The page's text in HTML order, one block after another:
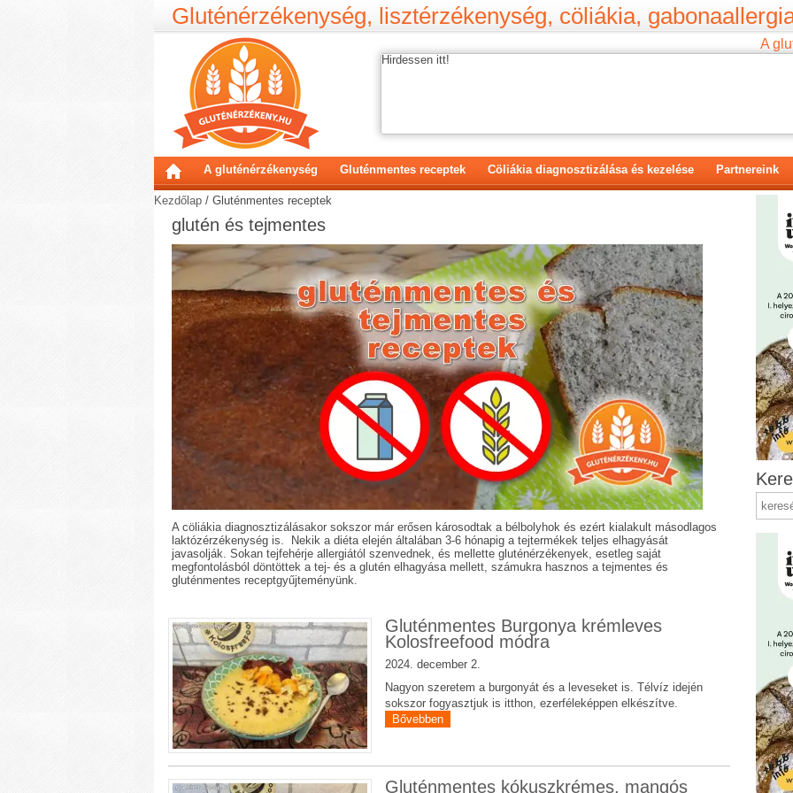
Gluténérzékenység, lisztérzékenység, cöliákia,
A
Hirdessen itt!
A gluténérzékenység Gluténmentes receptek Cöliákia diagnosztizálása és kezelése Partnereink
Kezdőlap / Gluténmentes receptek
glutén és tejmentes
A cöliákia diagnosztizálásakor sokszor már erősen károsodtak a bélbolyhok és ezért kialakult másodlagos
laktózérzékenység is. Nekik a diéta elején általában 3-6 hónapig a tejtermékek teljes elhagyását
javasolják. Sokan tejfehérje allergiától szenvednek, és mellette gluténérzékenyek, esetleg saját
megfontolásból döntöttek a tej- és a glutén elhagyása mellett, számukra hasznos a tejmentes és
gluténmentes receptgyűjteményünk.
Gluténmentes Burgonya krémleves
Kolosfreefood módra
2024. december 2.
Nagyon szeretem a burgonyát és a leveseket is. Télvíz idején
sokszor fogyasztjuk is itthon, ezerféleképpen elkészítve.
Bővebben
Gluténmentes kókuszkrémes, mangós